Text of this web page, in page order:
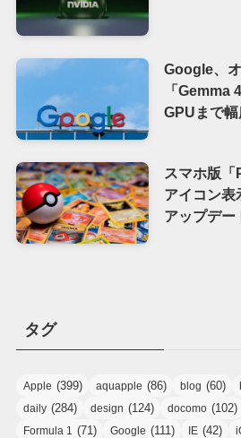
Google、
「Gemma
GPUまで
スマホ版
アイコン表
アップデー
タグ
Apple (399) aquapple (86) blog (60)
daily (284) design (124) docomo (102)
Formula 1 (71) Google (111) IE (42)